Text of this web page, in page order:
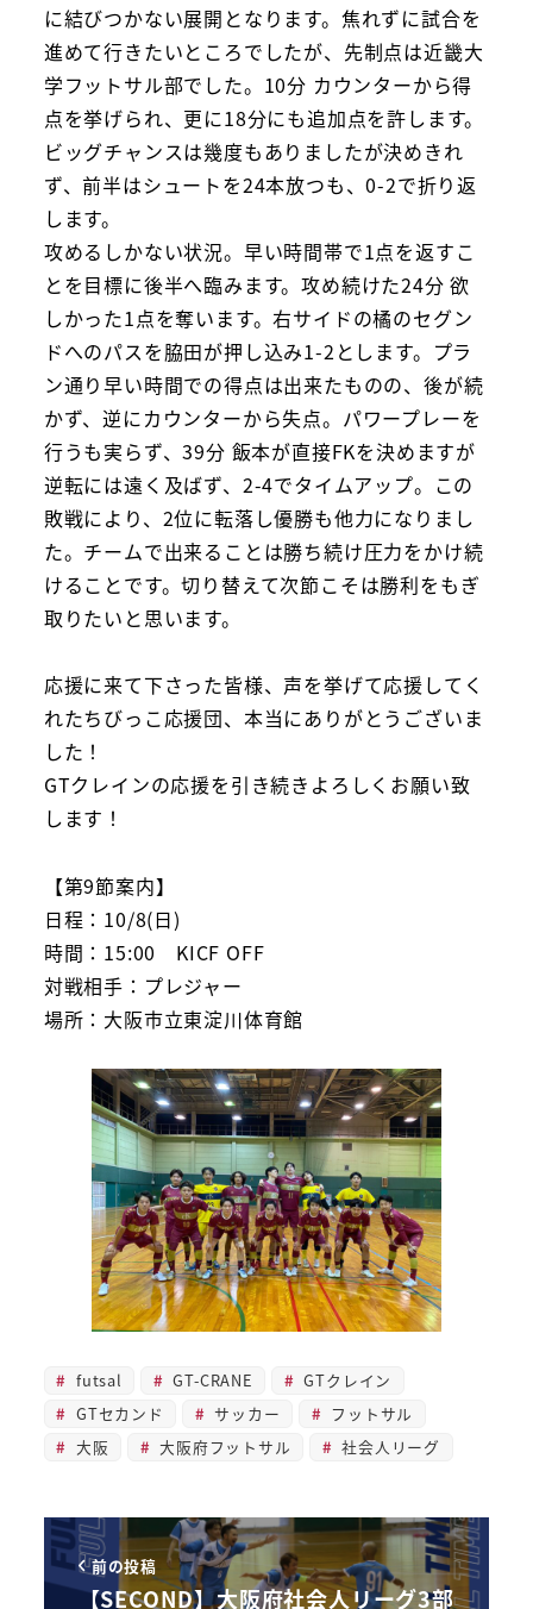
に結びつかない展開となります。焦れずに試合を
進めて行きたいところでしたが、先制点は近畿大
学フットサル部でした。10分 カウンターから得
点を挙げられ、更に18分にも追加点を許します。
ビッグチャンスは幾度もありましたが決めきれ
ず、前半はシュートを24本放つも、0-2で折り返
します。
攻めるしかない状況。早い時間帯で1点を返すこ
とを目標に後半へ臨みます。攻め続けた24分 欲
しかった1点を奪います。右サイドの橘のセグン
ドへのパスを脇田が押し込み1-2とします。プラ
ン通り早い時間での得点は出来たものの、後が続
かず、逆にカウンターから失点。パワープレーを
行うも実らず、39分 飯本が直接FKを決めますが
逆転には遠く及ばず、2-4でタイムアップ。この
敗戦により、2位に転落し優勝も他力になりまし
た。チームで出来ることは勝ち続け圧力をかけ続
けることです。切り替えて次節こそは勝利をもぎ
取りたいと思います。
応援に来て下さった皆様、声を挙げて応援してく
れたちびっこ応援団、本当にありがとうございま
した！
GTクレインの応援を引き続きよろしくお願い致
します！
【第9節案内】
日程：10/8(日)
時間：15:00 KICF OFF
対戦相手：プレジャー
場所：大阪市立東淀川体育館
futsal GT-CRANE
GTクレイン
GTセカンド
サッカー
フットサル
大阪
大阪府フットサル 社会人リーグ
前の投稿
【SECOND】大阪府社会人リーグ3部